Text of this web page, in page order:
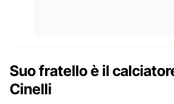
Suo fratello è il
Cinelli